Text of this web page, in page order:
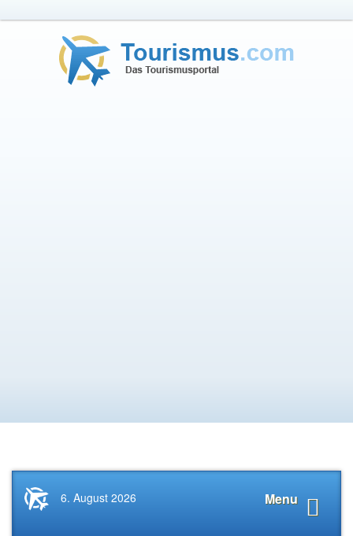
Startseite
News.Tourismus.com
Menu
6. August 2026